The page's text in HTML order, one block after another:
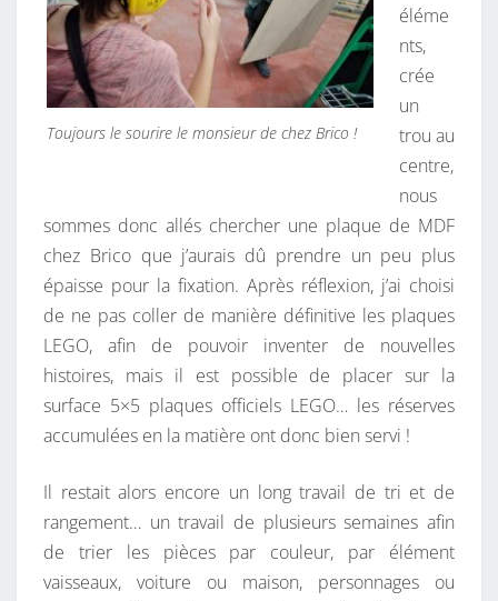
Toujours le sourire le monsieur de chez Brico !
éléme
nts,
crée
un
trou au
centre,
nous
sommes donc allés chercher une plaque de MDF
chez Brico que j’aurais dû prendre un peu plus
épaisse pour la fixation. Après réflexion, j’ai choisi
de ne pas coller de manière définitive les plaques
LEGO, afin de pouvoir inventer de nouvelles
histoires, mais il est possible de placer sur la
surface 5×5 plaques officiels LEGO… les réserves
accumulées en la matière ont donc bien servi !
Il restait alors encore un long travail de tri et de
rangement… un travail de plusieurs semaines afin
de trier les pièces par couleur, par élément
vaisseaux, voiture ou maison, personnages ou